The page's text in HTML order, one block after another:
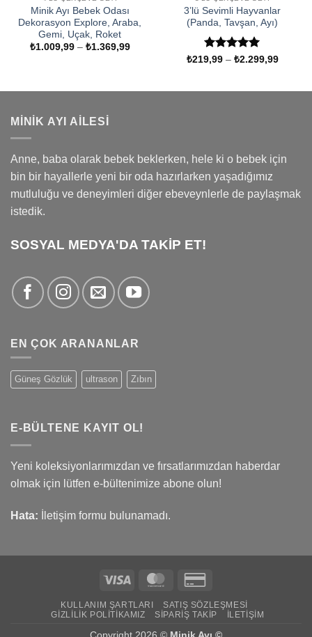
Minik Ayı Bebek Odası
Dekorasyon Explore, Araba,
Gemi, Uçak, Roket
₺1.009,99 – ₺1.369,99Fiyat
3’lü Sevimli Hayvanlar
(Panda, Tavşan, Ayı)
5 üzerinden
₺219,99 – ₺2.299,99Fiyat
MINIK AYI AILESI
Anne, baba olarak bebek beklerken, hele ki o bebek için
bin bir hayallerle yeni bir oda hazırlarken yaşadığımız
mutluluğu ve deneyimleri diğer ebeveynlerle de paylaşmak
istedik.
SOSYAL MEDYA'DA TAKİP ET!
EN ÇOK ARANANLAR
Güneş Gözlük ultrason Zıbın
E-BÜLTENE KAYIT OL!
Yeni koleksiyonlarımızdan ve fırsatlarımızdan haberdar
olmak için lütfen e-bültenimize abone olun!
Hata: İletişim formu bulunamadı.
Visa MasterCard
2
KULLANIM ŞARTLARI
SATIŞ SÖZLEŞMESI
GIZLILIK POLITIKAMIZ
SIPARIŞ TAKIP İLETIŞIM
Copyright 2026 © Minik Ayı ©